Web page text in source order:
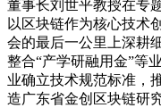
董事长刘世平教授在专
以区块链作为核心技术
会的最后一公里上深耕
整合“产学研融用金”等
业确立技术规范标准，
造广东省金创区块链研